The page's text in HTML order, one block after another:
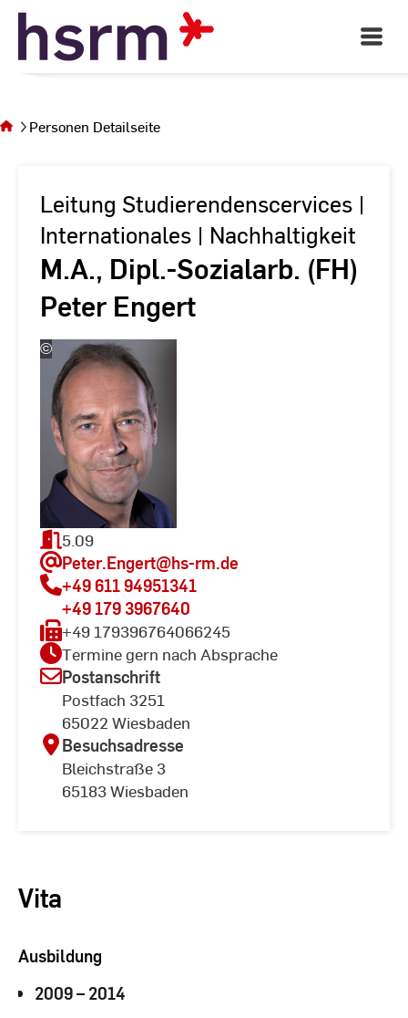
Skip
Content
Open
Main
sich auf
der SeitePersonen Detailseite
Leitung Studierendenscervices |
Internationales | Nachhaltigkeit
M.A., Dipl.-Sozialarb. (FH)
Peter Engert
©
Peter
Engert
2022
5.09
Peter.Engert@hs-rm.de
+49 611 94951341
+49 179 3967640
+49 179396764066245
Termine gern nach Absprache
Postanschrift
Postfach 3251
65022 Wiesbaden
Besuchsadresse
Bleichstraße 3
65183 Wiesbaden
Vita
Ausbildung
2009 – 2014